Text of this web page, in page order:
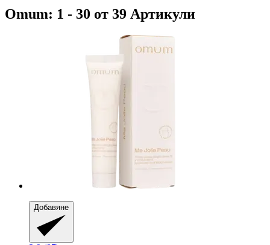
Omum: 1 - 30 от 39 Артикули
Добавяне